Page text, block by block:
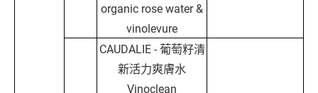
organic rose water &
vinolevure
CAUDALIE - 葡萄籽清
新活力爽膚水
Vinoclean